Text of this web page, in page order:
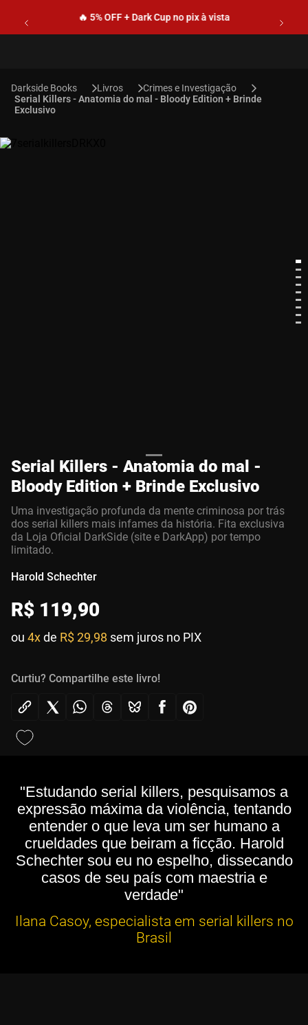
🔥 5% OFF + Dark Cup no pix à vista
Livros
Crimes e Investigação
Serial Killers - Anatomia do mal - Bloody Edition + Brinde
Exclusivo
Serial Killers - Anatomia do mal -
Bloody Edition + Brinde Exclusivo
Uma investigação profunda da mente criminosa por trás
dos serial killers mais infames da história. Fita exclusiva
da Loja Oficial DarkSide (site e DarkApp) por tempo
limitado.
Harold Schechter
R$ 119,90
ou 4xde R$ 29,98 sem juros no PIX
Curtiu? Compartilhe este livro!
"Estudando serial killers, pesquisamos a
expressão máxima da violência, tentando
entender o que leva um ser humano a
crueldades que beiram a ficção. Harold
Schechter sou eu no espelho, dissecando
casos de seu país com maestria e
verdade"
Ilana Casoy, especialista em serial killers no
Brasil